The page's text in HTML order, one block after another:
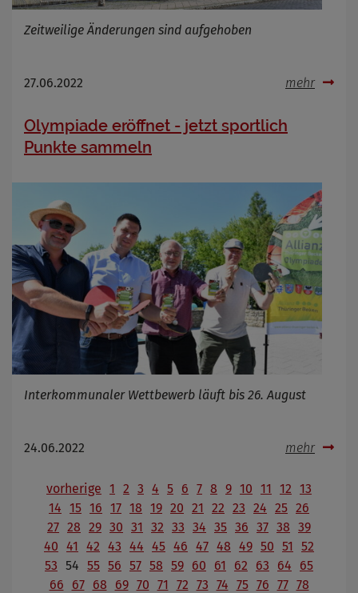
Zeitweilige Änderungen sind aufgehoben
27.06.2022 mehr
Olympiade eröffnet - jetzt sportlich
Punkte sammeln
Interkommunaler Wettbewerb läuft bis 26. August
24.06.2022 mehr
vorherige 1 2 3 4 5 6 7 8 9 10 11 12 13
14 15 16 17 18 19 20 21 22 23 24 25 26
27 28 29 30 31 32 33 34 35 36 37 38 39
40 41 42 43 44 45 46 47 48 49 50 51
52
53 54 55 56 57 58 59 60 61 62 63 64
65
66
67 68 69 70 71 72 73 74 75 76 77 78